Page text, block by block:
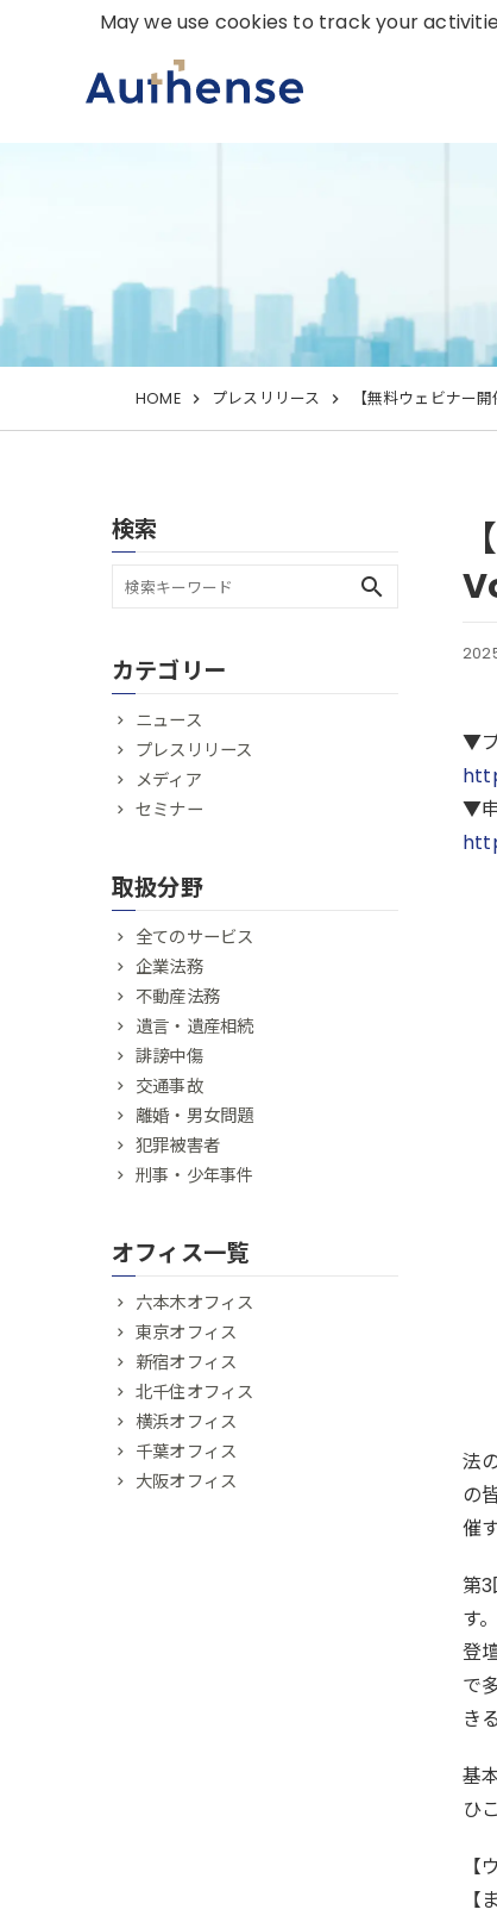
HOME プレスリリース 【無料ウェビナー
▼
▼
法
の
催
第
す。
登
で
き
基
ひ
【
検索
search
カテゴリー
ニュース
プレスリリース
メディア
セミナー
取扱分野
全てのサービス
企業法務
不動産法務
遺言・遺産相続
誹謗中傷
交通事故
離婚・男女問題
犯罪被害者
刑事・少年事件
オフィス一覧
六本木オフィス
東京オフィス
新宿オフィス
北千住オフィス
横浜オフィス
千葉オフィス
大阪オフィス
May we use cookies to track your